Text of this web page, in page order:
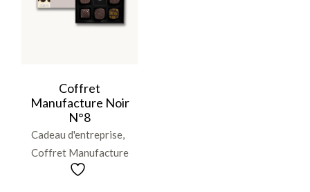
Coffret
Manufacture Noir
N°8
Cadeau d'entreprise
Coffret Manufacture